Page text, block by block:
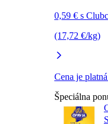
0,59 € s
(17,72 €/kg)
Cena je
Špeciálna